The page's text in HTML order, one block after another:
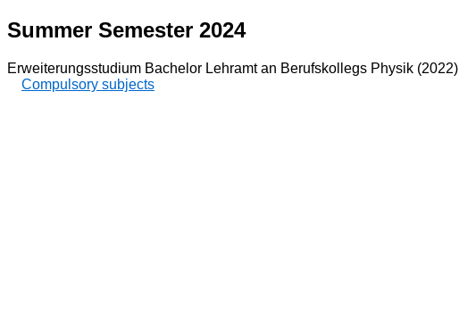
Summer Semester 2024
Erweiterungsstudium Bachelor Lehramt an Berufskollegs Physik (2022)
Compulsory subjects